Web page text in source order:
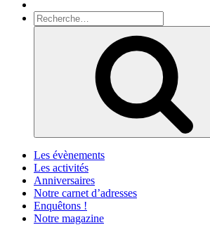
Recherche
pour
Les évènements
Les activités
Anniversaires
Notre carnet d’adresses
Enquêtons !
Notre magazine